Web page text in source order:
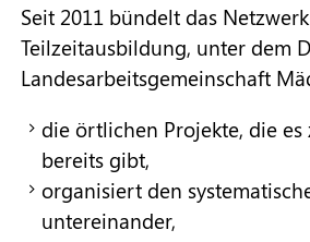
Seit 2011 bündelt das Netzwerk
Teilzeitausbildung, unter dem
Landesarbeitsgemeinschaft
die örtlichen Projekte, die es
bereits gibt,
organisiert den
untereinander,